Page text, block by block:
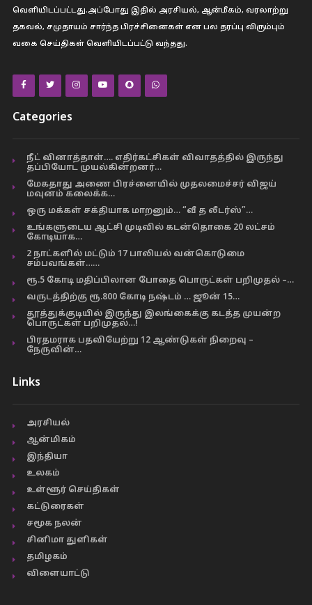
வெளியிடப்பட்டது.அப்போது இதில் அரசியல், ஆன்மீகம், வரலாற்று
தகவல், சமுதாயம் சார்ந்த பிரச்சினைகள் என பல தரப்பு விரும்பும்
வகை செய்திகள் வெளியிடப்பட்டு வந்தது.
Categories
நீட் வினாத்தாள்…. எதிர்கட்சிகள் விவாதத்தில் இருந்து
தப்பியோட முயல்கின்றனர்…
மேகதாது அணை பிரச்னையில் முதலமைச்சர் விஜய்
மவுனம் கலைக்க…
ஒரு மக்கள் சக்தியாக மாறனும்… “வீ த லீடர்ஸ்”…
உங்களுடைய ஆட்சி முடிவில் கடன்தொகை 20 லட்சம்
கோடியாக…
2 நாட்களில் மட்டும் 17 பாலியல் வன்கொடுமை
சம்பவங்கள்……
ரூ.5 கோடி மதிப்பிலான போதை பொருட்கள் பறிமுதல் –…
வருடத்திற்கு ரூ.800 கோடி நஷ்டம் … ஜூன் 15…
தூத்துக்குடியில் இருந்து இலங்கைக்கு கடத்த முயன்ற
பொருட்கள் பறிமுதல்…!
பிரதமராக பதவியேற்று 12 ஆண்டுகள் நிறைவு –
நேருவின்…
Links
அரசியல்
ஆன்மிகம்
இந்தியா
உலகம்
உள்ளூர் செய்திகள்
கட்டுரைகள்
சமூக நலன்
சினிமா துளிகள்
தமிழகம்
விளையாட்டு